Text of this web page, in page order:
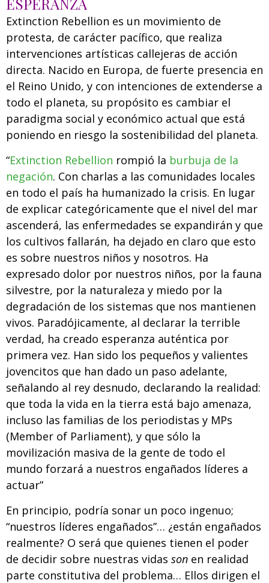
Extinction Rebellion es un movimiento de
protesta, de carácter pacífico, que realiza
intervenciones artísticas callejeras de acción
directa. Nacido en Europa, de fuerte presencia en
el Reino Unido, y con intenciones de extenderse a
todo el planeta, su propósito es cambiar el
paradigma social y económico actual que está
poniendo en riesgo la sostenibilidad del planeta.
“Extinction Rebellion rompió la burbuja de la
negación. Con charlas a las comunidades locales
en todo el país ha humanizado la crisis. En lugar
de explicar categóricamente que el nivel del mar
ascenderá, las enfermedades se expandirán y que
los cultivos fallarán, ha dejado en claro que esto
es sobre nuestros niños y nosotros. Ha
expresado dolor por nuestros niños, por la fauna
silvestre, por la naturaleza y miedo por la
degradación de los sistemas que nos mantienen
vivos. Paradójicamente, al declarar la terrible
verdad, ha creado esperanza auténtica por
primera vez. Han sido los pequeños y valientes
jovencitos que han dado un paso adelante,
señalando al rey desnudo, declarando la realidad:
que toda la vida en la tierra está bajo amenaza,
incluso las familias de los periodistas y MPs
(Member of Parliament), y que sólo la
movilización masiva de la gente de todo el
mundo forzará a nuestros engañados líderes a
actuar”
En principio, podría sonar un poco ingenuo;
“nuestros líderes engañados”… ¿están engañados
realmente? O será que quienes tienen el poder
de decidir sobre nuestras vidas son en realidad
parte constitutiva del problema… Ellos dirigen el